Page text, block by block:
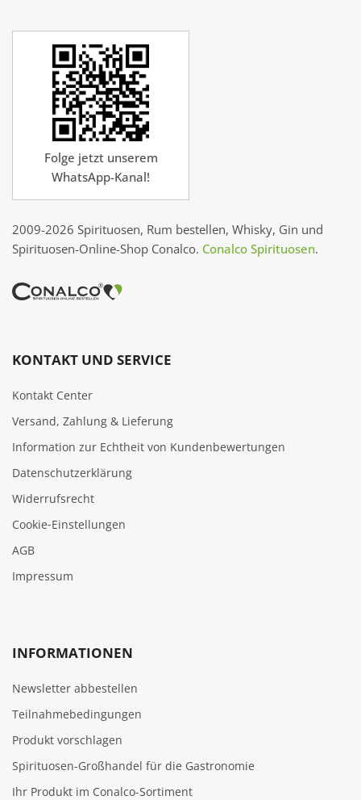
Folge jetzt unserem
WhatsApp-Kanal!
2009-2026 Spirituosen, Rum bestellen, Whisky, Gin und
Spirituosen-Online-Shop Conalco. Conalco Spirituosen.
KONTAKT UND SERVICE
Kontakt Center
Versand, Zahlung & Lieferung
Information zur Echtheit von Kundenbewertungen
Datenschutzerklärung
Widerrufsrecht
Cookie‑Einstellungen
AGB
Impressum
INFORMATIONEN
Newsletter abbestellen
Teilnahmebedingungen
Produkt vorschlagen
Spirituosen-Großhandel für die Gastronomie
Ihr Produkt im Conalco-Sortiment